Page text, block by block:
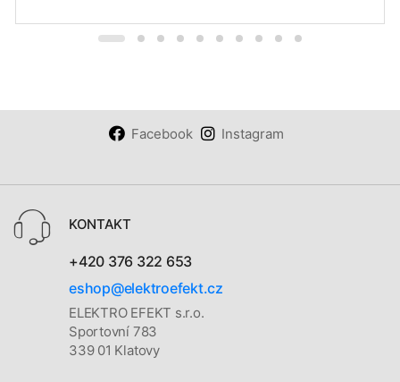
Facebook Instagram
KONTAKT
+420 376 322 653
eshop@elektroefekt.cz
ELEKTRO EFEKT s.r.o.
Sportovní 783
339 01 Klatovy